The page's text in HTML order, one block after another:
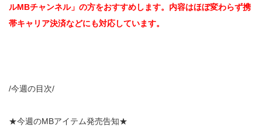
ルMBチャンネル」の方をおすすめします。内容はほぼ変わらず携
帯キャリア決済などにも対応しています。
/今週の目次/
★今週のMBアイテム発売告知★